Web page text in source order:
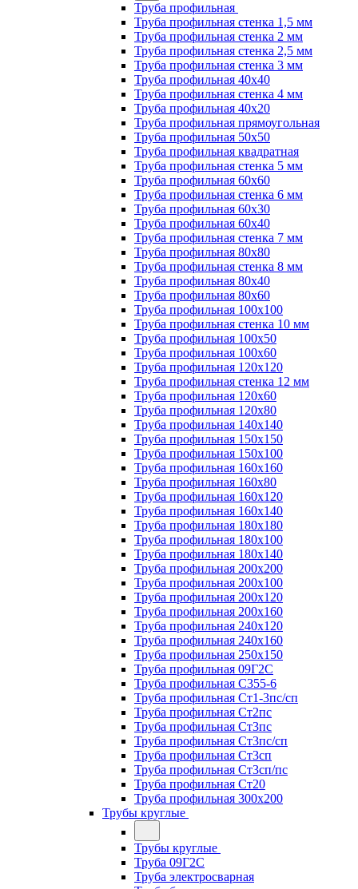
Труба профильная
Труба профильная стенка 1,5 мм
Труба профильная стенка 2 мм
Труба профильная стенка 2,5 мм
Труба профильная стенка 3 мм
Труба профильная 40х40
Труба профильная стенка 4 мм
Труба профильная 40х20
Труба профильная прямоугольная
Труба профильная 50х50
Труба профильная квадратная
Труба профильная стенка 5 мм
Труба профильная 60х60
Труба профильная стенка 6 мм
Труба профильная 60х30
Труба профильная 60х40
Труба профильная стенка 7 мм
Труба профильная 80х80
Труба профильная стенка 8 мм
Труба профильная 80х40
Труба профильная 80х60
Труба профильная 100х100
Труба профильная стенка 10 мм
Труба профильная 100х50
Труба профильная 100х60
Труба профильная 120х120
Труба профильная стенка 12 мм
Труба профильная 120х60
Труба профильная 120х80
Труба профильная 140х140
Труба профильная 150х150
Труба профильная 150х100
Труба профильная 160х160
Труба профильная 160х80
Труба профильная 160х120
Труба профильная 160х140
Труба профильная 180х180
Труба профильная 180х100
Труба профильная 180х140
Труба профильная 200х200
Труба профильная 200х100
Труба профильная 200х120
Труба профильная 200х160
Труба профильная 240х120
Труба профильная 240х160
Труба профильная 250х150
Труба профильная 09Г2С
Труба профильная С355-6
Труба профильная Ст1-3пс/сп
Труба профильная Ст2пс
Труба профильная Ст3пс
Труба профильная Ст3пс/сп
Труба профильная Ст3сп
Труба профильная Ст3сп/пс
Труба профильная Ст20
Труба профильная 300х200
Трубы круглые
Трубы круглые
Труба 09Г2С
Труба электросварная